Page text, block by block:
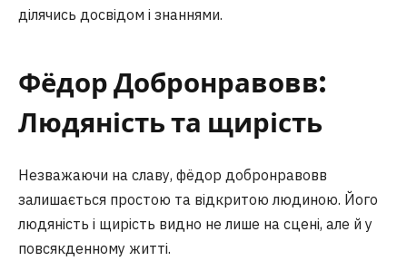
ділячись досвідом і знаннями.
Фёдор Добронравовв:
Людяність та щирість
Незважаючи на славу, фёдор добронравовв
залишається простою та відкритою людиною. Його
людяність і щирість видно не лише на сцені, але й у
повсякденному житті.